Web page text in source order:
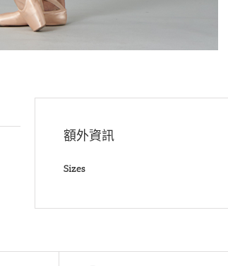
額外資訊
Sizes